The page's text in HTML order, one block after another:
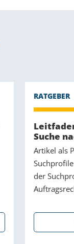
Suche
Artikel als
der